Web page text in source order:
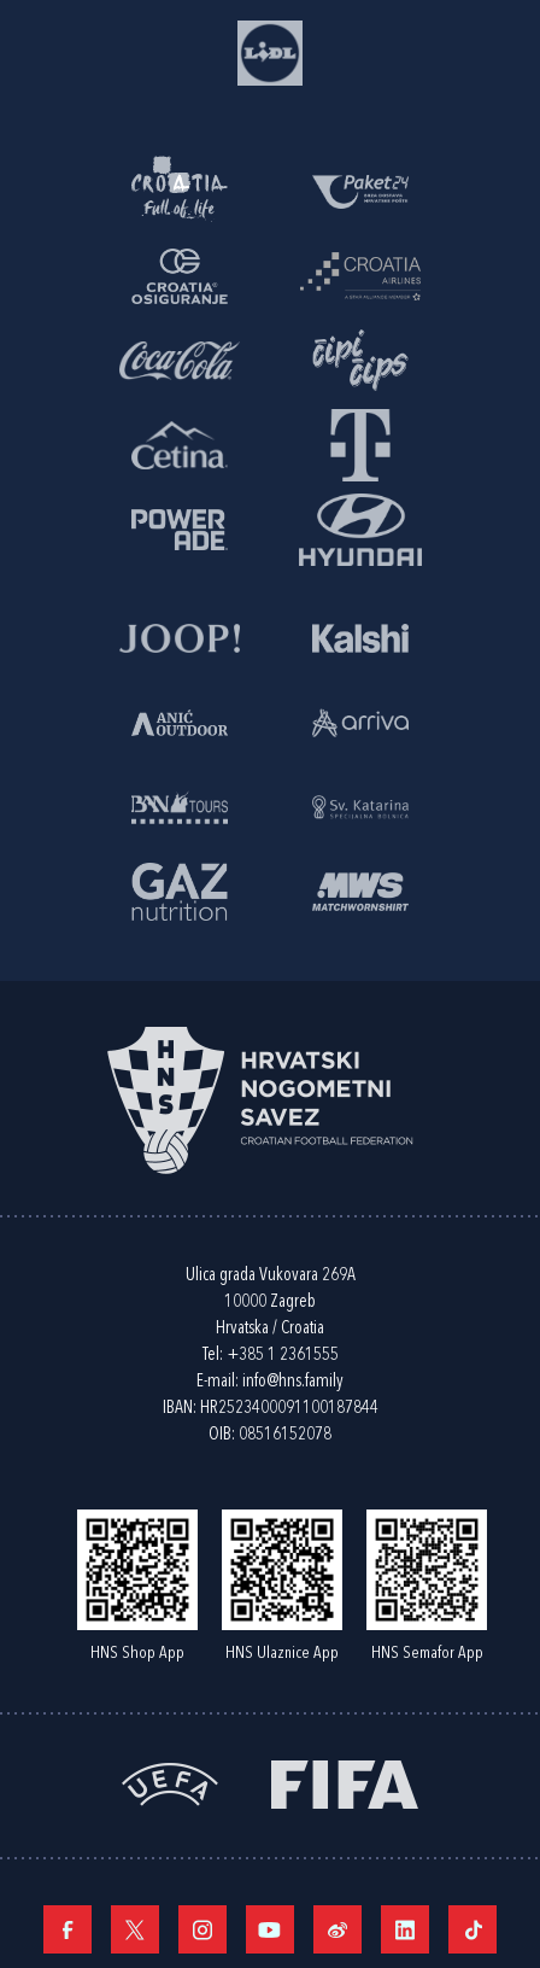
Ulica grada Vukovara 269A
10000 Zagreb
Hrvatska / Croatia
Tel: +385 1 2361555
E-mail: info@hns.family
IBAN: HR2523400091100187844
OIB: 08516152078
HNS Shop App HNS Ulaznice App HNS Semafor App